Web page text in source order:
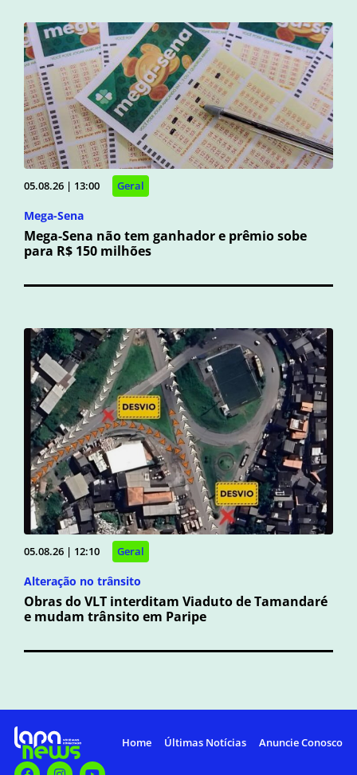
05.08.26 | 13:00 Geral
Mega-Sena
Mega-Sena não tem ganhador e prêmio sobe
para R$ 150 milhões
05.08.26 | 12:10 Geral
Alteração no trânsito
Obras do VLT interditam Viaduto de Tamandaré
e mudam trânsito em Paripe
Home Últimas Notícias Anuncie Conosco